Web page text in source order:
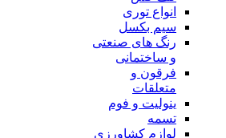
انواع توری
سیم بکسل
رنگ های صنعتی
و ساختمانی
فرقون و
متعلقات
ینولیت و فوم
تسمه
لوازم کشاورزی